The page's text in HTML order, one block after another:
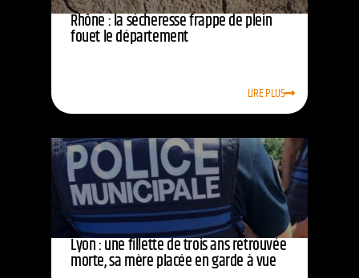
Rhône : la sécheresse frappe de plein
fouet le département
LIRE PLUS
Lyon : une fillette de trois ans retrouvée
morte, sa mère placée en garde à vue